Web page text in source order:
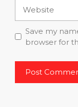
Save my
browser for